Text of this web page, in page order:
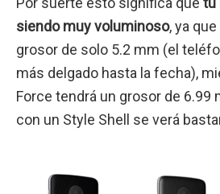
siendo muy voluminoso, ya
grosor de solo 5.2 mm (el
más delgado hasta la fecha),
Force tendrá un grosor de 6.99
con un Style Shell se verá